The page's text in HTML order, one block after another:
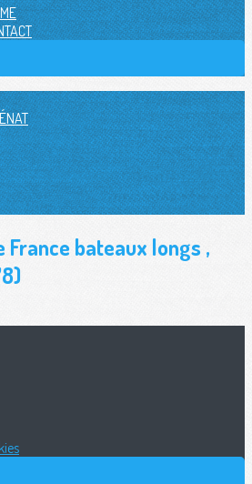
France bateaux longs ,